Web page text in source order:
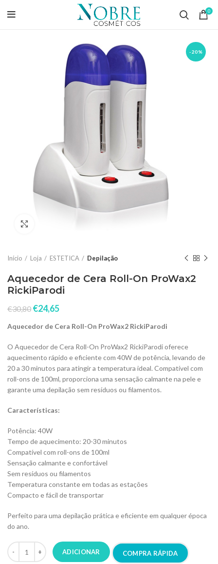
0
-20%
Início Loja ESTETICA Depilação
Aquecedor de Cera Roll-On ProWax2
RickiParodi
€30,80 €24,65
Aquecedor de Cera Roll-On ProWax2 RickiParodi
O Aquecedor de Cera Roll-On ProWax2 RickiParodi oferece
aquecimento rápido e eficiente com 40W de potência, levando de
20 a 30 minutos para atingir a temperatura ideal. Compatível com
roll-ons de 100ml, proporciona uma sensação calmante na pele e
garante uma depilação sem resíduos ou filamentos.
Características:
Potência: 40W
Tempo de aquecimento: 20-30 minutos
Compatível com roll-ons de 100ml
Sensação calmante e confortável
Sem resíduos ou filamentos
Temperatura constante em todas as estações
Compacto e fácil de transportar
Perfeito para uma depilação prática e eficiente em qualquer época
do ano.
ADICIONAR COMPRA RÁPIDA